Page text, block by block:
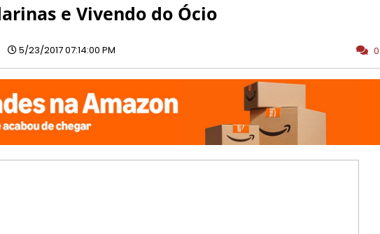
e Vivendo do Ócio
5/23/2017 07:14:00 PM 0